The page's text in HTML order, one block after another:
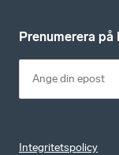
Prenumerera på
Integritetspolicy